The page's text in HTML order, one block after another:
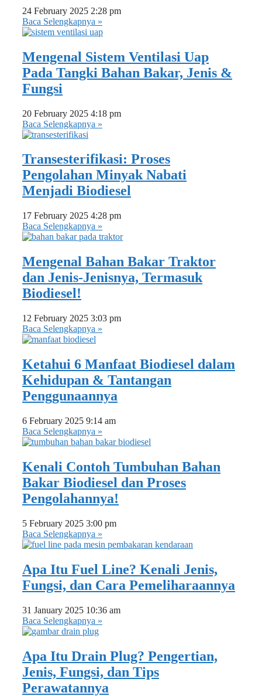
24 February 2025 2:28 pm
Baca Selengkapnya »
Mengenal Sistem Ventilasi Uap
Pada Tangki Bahan Bakar, Jenis &
Fungsi
20 February 2025 4:18 pm
Baca Selengkapnya »
Transesterifikasi: Proses
Pengolahan Minyak Nabati
Menjadi Biodiesel
17 February 2025 4:28 pm
Baca Selengkapnya »
Mengenal Bahan Bakar Traktor
dan Jenis-Jenisnya, Termasuk
Biodiesel!
12 February 2025 3:03 pm
Baca Selengkapnya »
Ketahui 6 Manfaat Biodiesel dalam
Kehidupan & Tantangan
Penggunaannya
6 February 2025 9:14 am
Baca Selengkapnya »
Kenali Contoh Tumbuhan Bahan
Bakar Biodiesel dan Proses
Pengolahannya!
5 February 2025 3:00 pm
Baca Selengkapnya »
Apa Itu Fuel Line? Kenali Jenis,
Fungsi, dan Cara Pemeliharaannya
31 January 2025 10:36 am
Baca Selengkapnya »
Apa Itu Drain Plug? Pengertian,
Jenis, Fungsi, dan Tips
Perawatannya